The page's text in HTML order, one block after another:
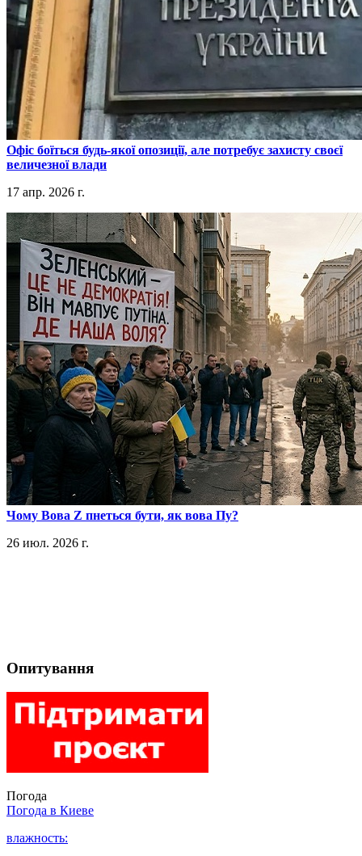
​Офіс боїться будь-якої опозиції, але потребує захисту своєї
величезної влади
17 апр. 2026 г.
​Чому Вова Z пнеться бути, як вова Пу?
26 июл. 2026 г.
Опитування
Погода
Погода в Киеве
влажность: